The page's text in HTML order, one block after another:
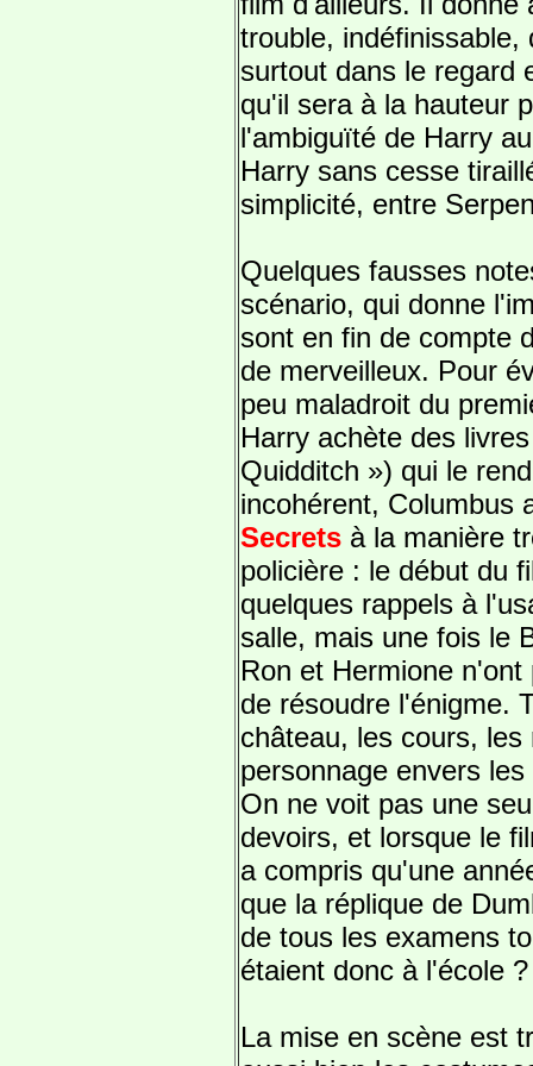
trouble,
surtout dans le regard
qu'il sera à la hauteur
l'ambiguïté de Harry
Harry sans cesse
simplicité, entre
Quelques fausses
scénario, qui donne
sont en fin de compte
de merveilleux. Pour
peu maladroit du
Harry achète des
Quidditch ») qui le
incohérent, Columbus
Secrets à la manière
policière : le début du
quelques rappels à
salle, mais une fois le
Ron et Hermione
de résoudre l'énigme.
château, les cours,
personnage envers
On ne voit pas une
devoirs, et lorsque le
a compris qu'une
que la réplique de
de tous les examens
étaient donc à l'école ?
La mise en scène est